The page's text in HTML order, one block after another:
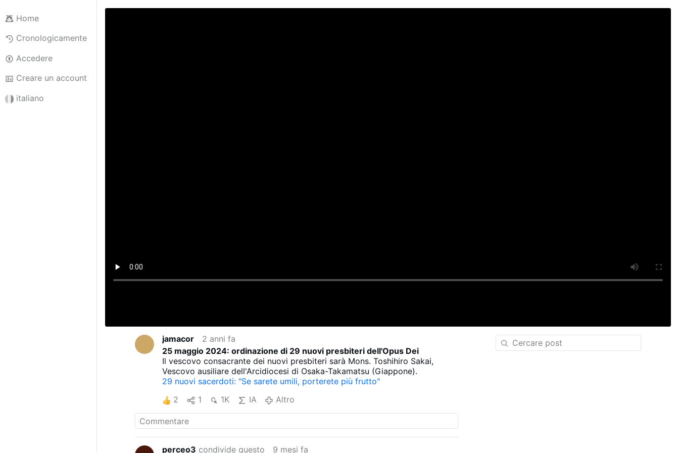
Home
Cronologicamente
Accedere
Creare un account
italiano
jamacor
2 anni fa
25 maggio 2024: ordinazione di 29 nuovi presbiteri dell'Opus Dei
Il vescovo consacrante dei nuovi presbiteri sarà Mons. Toshihiro Sakai,
Vescovo ausiliare dell'Arcidiocesi di Osaka-Takamatsu (Giappone).
29 nuovi sacerdoti: "Se sarete umili, porterete più frutto"
2
1 1K IA Altro
perceo3 condivide questo 9 mesi fa